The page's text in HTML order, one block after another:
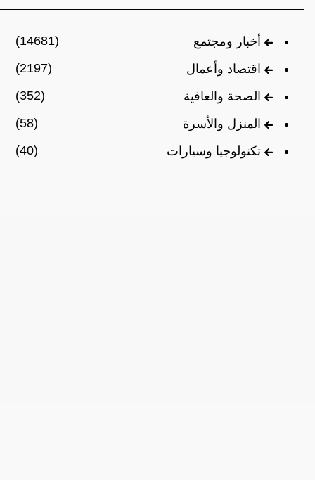
أخبار ومجتمع
(14681)
اقتصاد وأعمال
(2197)
الصحة والعافية
(352)
المنزل والأسرة
(58)
تكنولوجيا وسيارات
(40)